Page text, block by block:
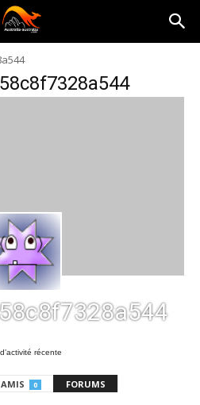
récente
AMIS 0 FORUMS